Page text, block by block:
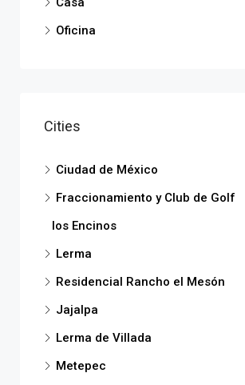
Oficina
Cities
Ciudad de México
Fraccionamiento y Club de Golf
los Encinos
Lerma
Residencial Rancho el Mesón
Jajalpa
Lerma de Villada
Metepec